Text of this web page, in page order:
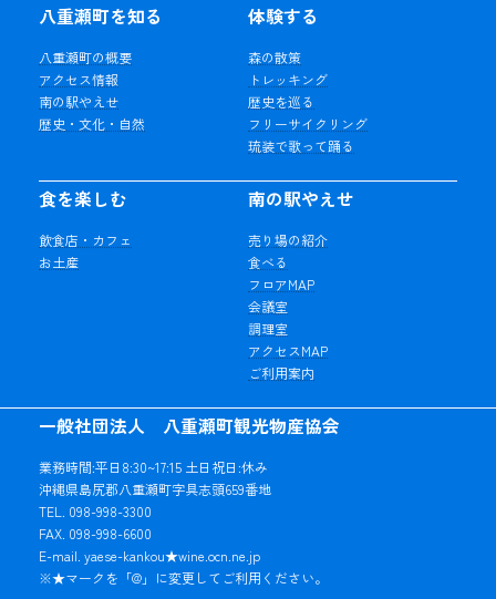
一般社団法人 八重瀬町観光物産協会
業務時間:平日8:30~17:15 土日祝日:休み
沖縄県島尻郡八重瀬町字具志頭659番地
TEL. 098-998-3300
FAX. 098-998-6600
E-mail. yaese-kankou★wine.ocn.ne.jp
※★マークを「@」に変更してご利用ください。
八重瀬町を知る
八重瀬町の概要
アクセス情報
南の駅やえせ
歴史・文化・自然
体験する
森の散策
トレッキング
歴史を巡る
フリーサイクリング
琉装で歌って踊る
食を楽しむ
飲食店・カフェ
お土産
南の駅やえせ
売り場の紹介
食べる
フロアMAP
会議室
調理室
アクセスMAP
ご利用案内